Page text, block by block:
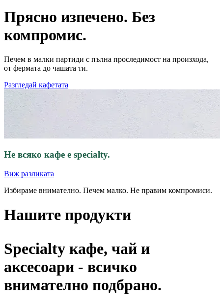
Прясно изпечено. Без
компромис.
Печем в малки партиди с пълна проследимост на произхода,
от фермата до чашата ти.
Разгледай кафетата
Не всяко кафе е specialty.
Виж разликата
Избираме внимателно. Печем малко. Не правим компромиси.
Нашите продукти
Specialty кафе, чай и
аксесоари - всичко
внимателно подбрано.